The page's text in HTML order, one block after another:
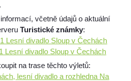
včetně údajů o aktuální
Turistické známky:
Lesní divadlo Sloup v Čechách
Lesní divadlo Sloup v Čechách
na trase těchto výletů:
lesní divadlo a rozhledna Na